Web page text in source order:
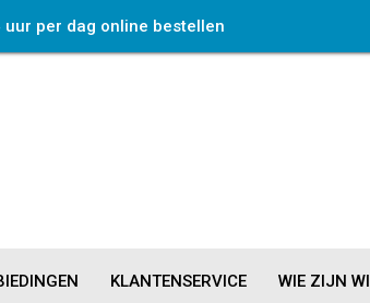
uur per dag online bestellen
KLANTENSERVICE WIE ZIJN